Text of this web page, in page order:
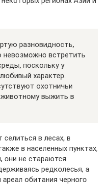
разновидность,
невозможно встретить
поскольку у
характер.
охотничьи
выжить в
в лесах, в
в населенных пунктах,
они не стараются
редколесья, а
обитания черного